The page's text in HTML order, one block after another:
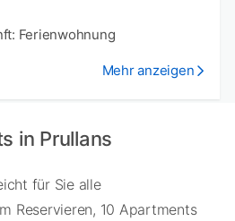
Ferienwohnung
Mehr anzeigen
in Prullans
für Sie alle
Reservieren, 10 Apartments